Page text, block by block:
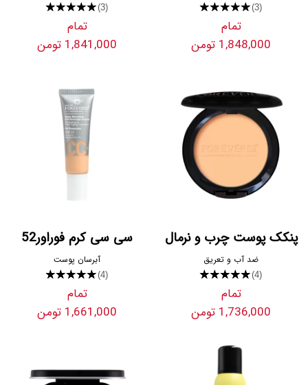
★★★★★(3)
تمام
1,848,000 تومن
★★★★★(3)
تمام
1,841,000 تومن
پنکک پوست چرب و نرمال
ضد آب و تعریق
★★★★★(4)
تمام
1,736,000 تومن
سی سی کرم فوراور52
آبرسان پوست
★★★★★(4)
تمام
1,661,000 تومن